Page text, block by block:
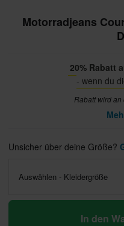
Motorradjeans
20% Rabatt
- wenn du
Rabatt wird
Unsicher über deine Größe?
Auswählen - Kleidergröße
In den